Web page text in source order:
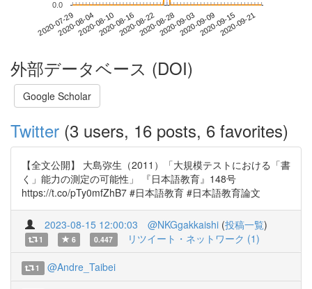
2020-07-292020-08-042020-08-102020-08-162020-08-222020-08-282020-09-032020-09-092020-09-152020-09-21
0.0
外部データベース (DOI)
Google Scholar
Twitter (3 users, 16 posts, 6 favorites)
【全文公開】 大島弥生（2011）「大規模テストにおける「書
く」能力の測定の可能性」 『日本語教育』148号
https://t.co/pTy0mfZhB7 #日本語教育 #日本語教育論文
2023-08-15 12:00:03 @NKGgakkaishi (投稿一覧)
1 6 0.447 リツイート・ネットワーク (1)
1 @Andre_Taibei